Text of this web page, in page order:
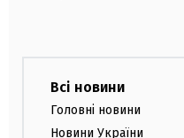
Всі новини
Головні новини
Новини України